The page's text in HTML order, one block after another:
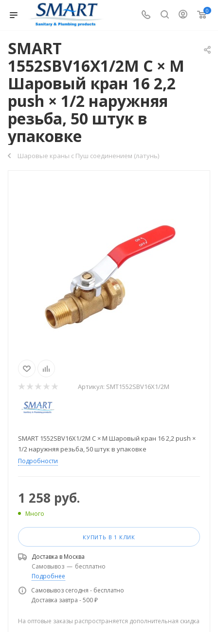
0
SMART
1552SBV16X1/2M C × M
Шаровый кран 16 2,2
push × 1/2 наружняя
резьба, 50 штук в
упаковке
Шаровые краны с Пуш соединением (латунь)
Артикул: SMT1552SBV16X1/2M
SMART 1552SBV16X1/2M C × M Шаровый кран 16 2,2 push ×
1/2 наружняя резьба, 50 штук в упаковке
Подробности
1 258 руб.
Много
КУПИТЬ В 1 КЛИК
Доставка в Москва
Самовывоз — бесплатно
Подробнее
Самовывоз сегодня - бесплатно
Доставка завтра - 500 ₽
На оптовые заказы распространяется дополнительная скидка